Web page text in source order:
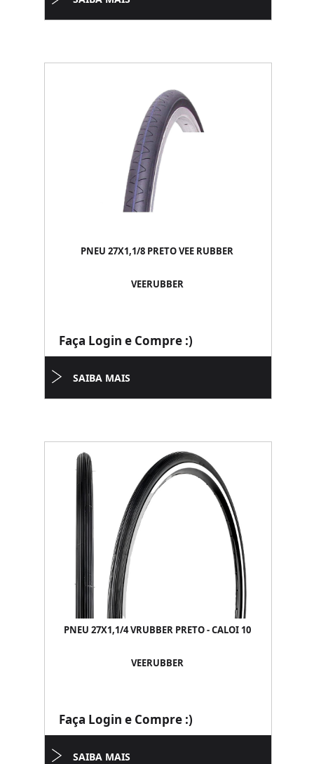
PNEU 27X1,1/8 PRETO VEE RUBBER
VEERUBBER
Faça Login e Compre :)
SAIBA MAIS
PNEU 27X1,1/4 VRUBBER PRETO - CALOI 10
VEERUBBER
Faça Login e Compre :)
SAIBA MAIS